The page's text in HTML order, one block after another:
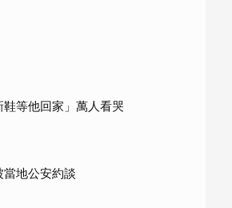
等他回家」萬人看哭
地公安約談